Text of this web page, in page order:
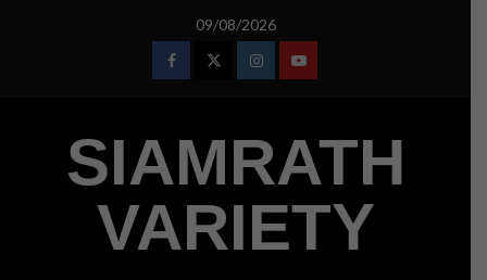
09/08/2026
FacebookTwitterInstagramYoutube
SIAMRATH
VARIETY